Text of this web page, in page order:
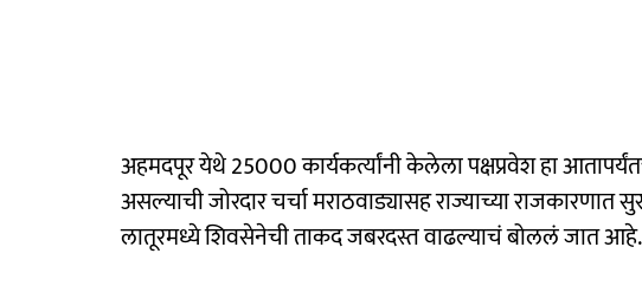
अहमदपूर येथे 25000 कार्यकर्त्यांनी केलेला पक्षप्रवेश हा
असल्याची जोरदार चर्चा मराठवाड्यासह राज्याच्या
लातूरमध्ये शिवसेनेची ताकद जबरदस्त वाढल्याचं बोललं जात आहे.